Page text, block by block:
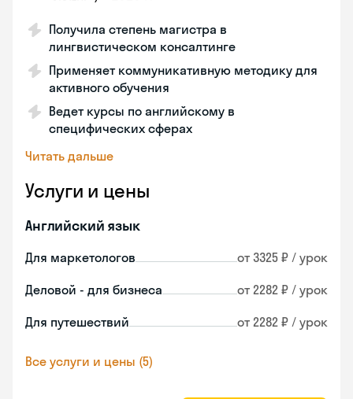
Получила степень магистра в
лингвистическом консалтинге
Применяет коммуникативную методику для
активного обучения
Ведет курсы по английскому в
специфических сферах
Читать дальше
Услуги и цены
Английский язык
Для маркетологов от 3325 ₽ / урок
Деловой - для бизнеса от 2282 ₽ / урок
Для путешествий от 2282 ₽ / урок
Все услуги и цены (5)